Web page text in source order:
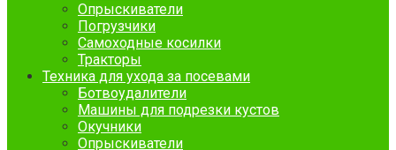
Опрыскиватели
Погрузчики
Самоходные косилки
Тракторы
Техника для ухода за посевами
Ботвоудалители
Машины для подрезки кустов
Окучники
Опрыскиватели